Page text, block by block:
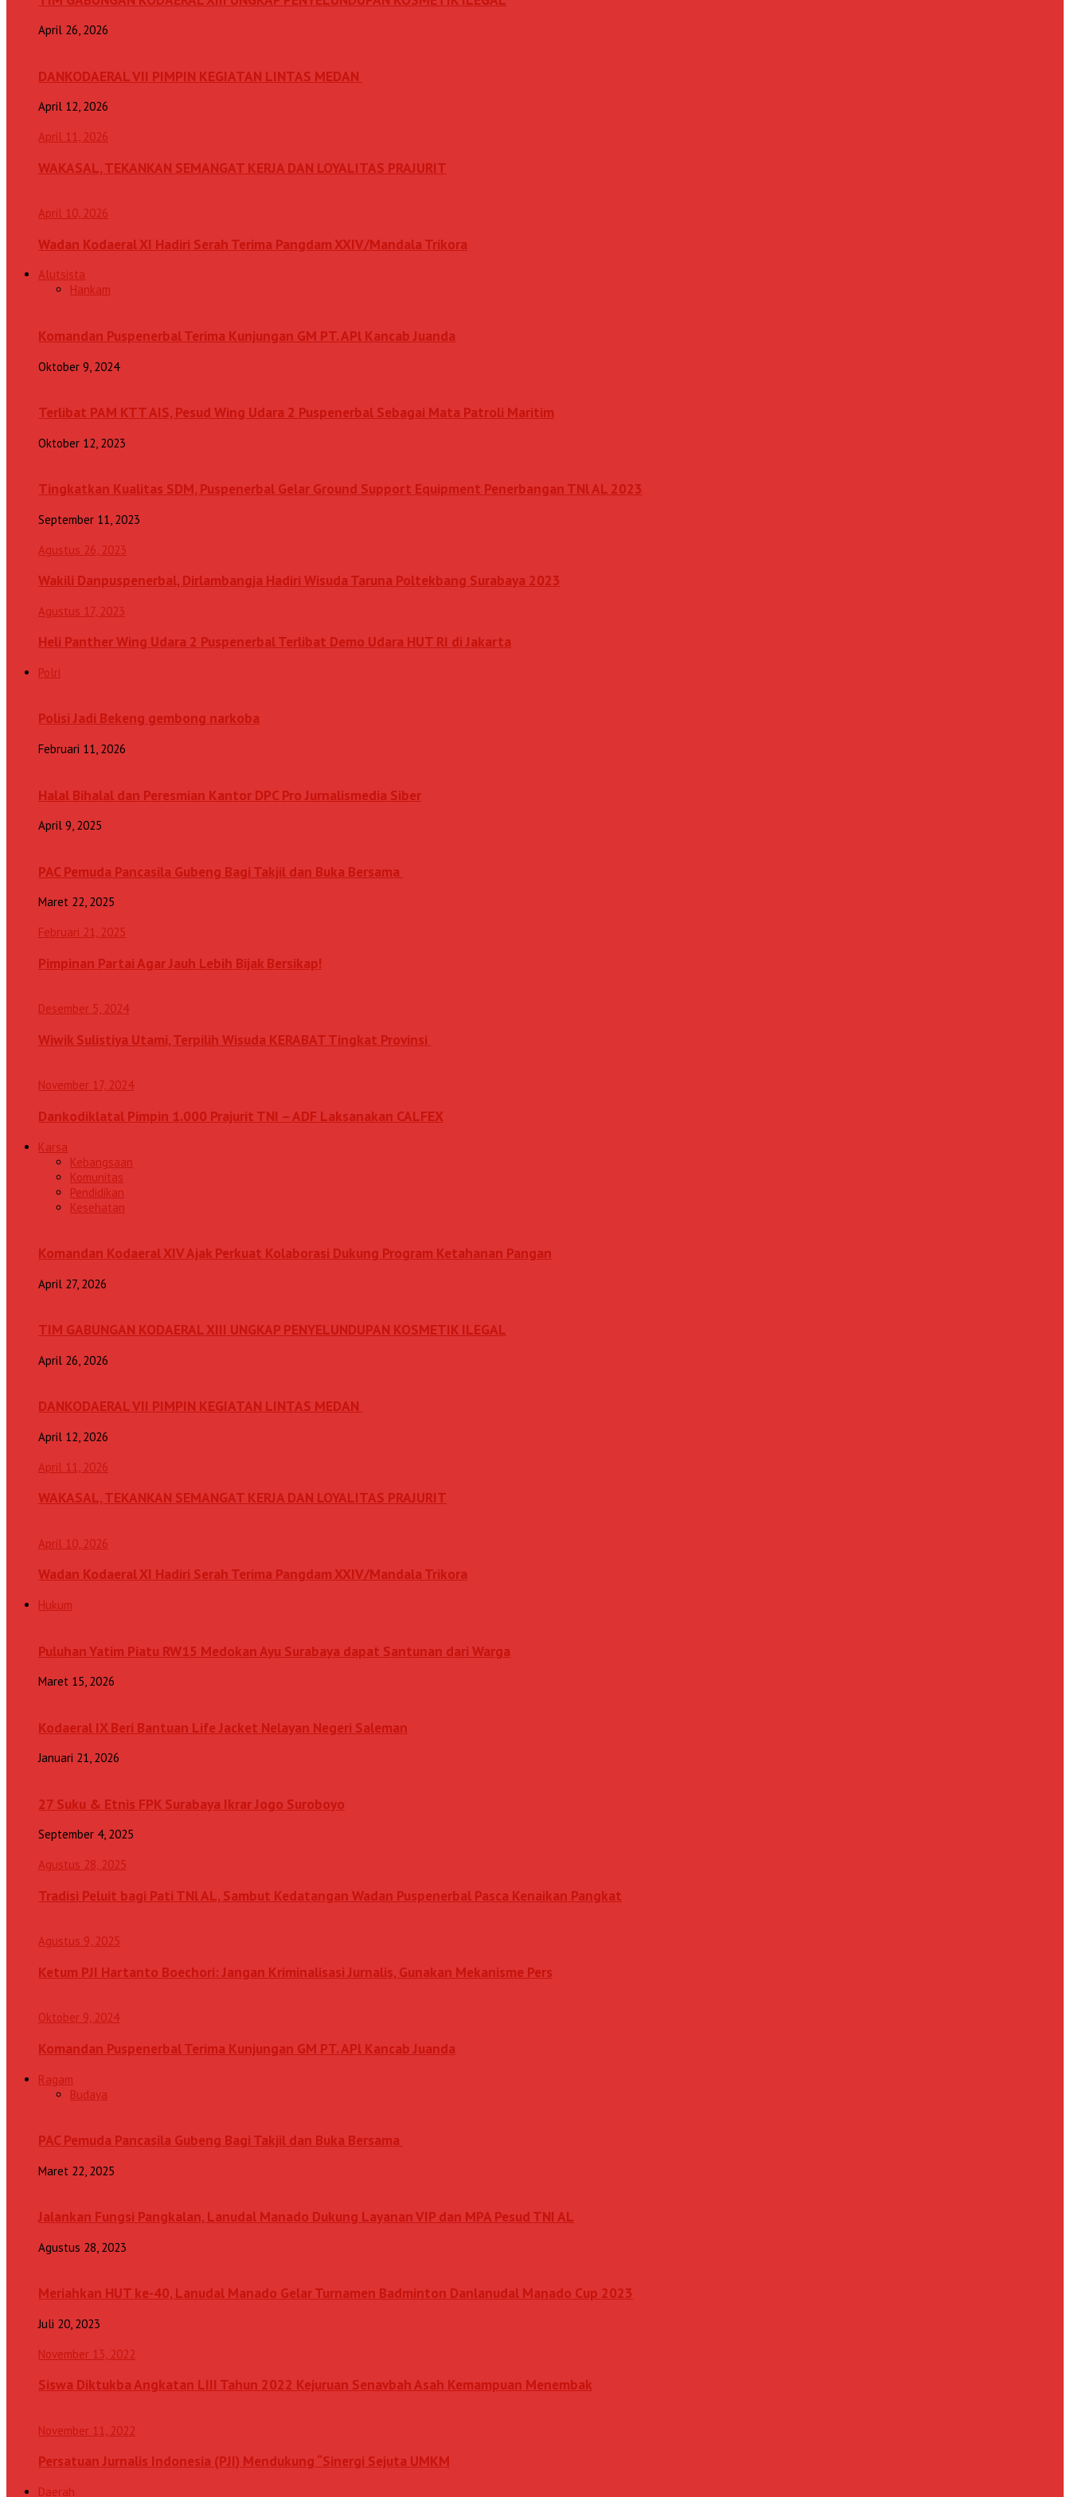
April 26, 2026
DANKODAERAL VII PIMPIN KEGIATAN LINTAS MEDAN
April 12, 2026
April 11, 2026
WAKASAL, TEKANKAN SEMANGAT KERJA DAN LOYALITAS PRAJURIT
April 10, 2026
Wadan Kodaeral XI Hadiri Serah Terima Pangdam XXIV/Mandala Trikora
Alutsista
Hankam
Komandan Puspenerbal Terima Kunjungan GM PT. APl Kancab Juanda
Oktober 9, 2024
Terlibat PAM KTT AIS, Pesud Wing Udara 2 Puspenerbal Sebagai Mata Patroli Maritim
Oktober 12, 2023
Tingkatkan Kualitas SDM, Puspenerbal Gelar Ground Support Equipment Penerbangan TNl AL 2023
September 11, 2023
Agustus 26, 2023
Wakili Danpuspenerbal, Dirlambangja Hadiri Wisuda Taruna Poltekbang Surabaya 2023
Agustus 17, 2023
Heli Panther Wing Udara 2 Puspenerbal Terlibat Demo Udara HUT RI di Jakarta
Polri
Polisi Jadi Bekeng gembong narkoba
Februari 11, 2026
Halal Bihalal dan Peresmian Kantor DPC Pro Jurnalismedia Siber
April 9, 2025
PAC Pemuda Pancasila Gubeng Bagi Takjil dan Buka Bersama
Maret 22, 2025
Februari 21, 2025
Pimpinan Partai Agar Jauh Lebih Bijak Bersikap!
Desember 5, 2024
Wiwik Sulistiya Utami, Terpilih Wisuda KERABAT Tingkat Provinsi
November 17, 2024
Dankodiklatal Pimpin 1.000 Prajurit TNI – ADF Laksanakan CALFEX
Karsa
Kebangsaan
Komunitas
Pendidikan
Kesehatan
Komandan Kodaeral XIV Ajak Perkuat Kolaborasi Dukung Program Ketahanan Pangan
April 27, 2026
TIM GABUNGAN KODAERAL XIII UNGKAP PENYELUNDUPAN KOSMETIK ILEGAL
April 26, 2026
DANKODAERAL VII PIMPIN KEGIATAN LINTAS MEDAN
April 12, 2026
April 11, 2026
WAKASAL, TEKANKAN SEMANGAT KERJA DAN LOYALITAS PRAJURIT
April 10, 2026
Wadan Kodaeral XI Hadiri Serah Terima Pangdam XXIV/Mandala Trikora
Hukum
Puluhan Yatim Piatu RW15 Medokan Ayu Surabaya dapat Santunan dari Warga
Maret 15, 2026
Kodaeral IX Beri Bantuan Life Jacket Nelayan Negeri Saleman
Januari 21, 2026
27 Suku & Etnis FPK Surabaya Ikrar Jogo Suroboyo
September 4, 2025
Agustus 28, 2025
Tradisi Peluit bagi Pati TNl AL, Sambut Kedatangan Wadan Puspenerbal Pasca Kenaikan Pangkat
Agustus 9, 2025
Ketum PJI Hartanto Boechori: Jangan Kriminalisasi Jurnalis, Gunakan Mekanisme Pers
Oktober 9, 2024
Komandan Puspenerbal Terima Kunjungan GM PT. APl Kancab Juanda
Ragam
Budaya
PAC Pemuda Pancasila Gubeng Bagi Takjil dan Buka Bersama
Maret 22, 2025
Jalankan Fungsi Pangkalan, Lanudal Manado Dukung Layanan VIP dan MPA Pesud TNI AL
Agustus 28, 2023
Meriahkan HUT ke-40, Lanudal Manado Gelar Turnamen Badminton Danlanudal Manado Cup 2023
Juli 20, 2023
November 13, 2022
Siswa Diktukba Angkatan LIII Tahun 2022 Kejuruan Senavbah Asah Kemampuan Menembak
November 11, 2022
Persatuan Jurnalis Indonesia (PJI) Mendukung “Sinergi Sejuta UMKM
Daerah